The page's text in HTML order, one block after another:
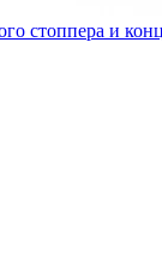
стоппера и